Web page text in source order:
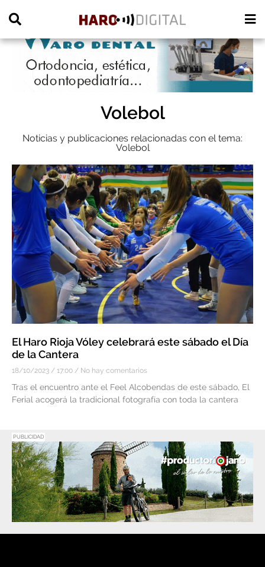
Volebol
Noticias y publicaciones relacionadas con el tema:
Volebol
El Haro Rioja Vóley celebrará este sábado el Día
de la Cantera
18/10/2023 17:00 No hay comentarios
Tras el encuentro ante el Feel Alcobendas de este sábado, El
Ferial acogerá la tradicional fotografía con toda la cantera
PUBLICIDAD